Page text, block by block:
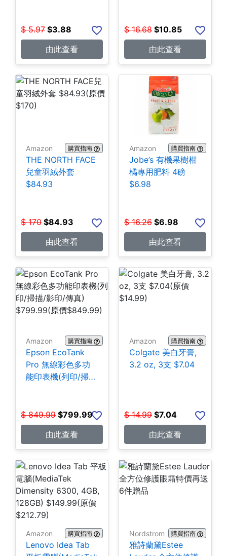
$ 5.97 $3.88
由此查看
$ 16.68 $10.85
由此查看
Amazon 購買指南
THE NORTH FACE
兒童羽絨外套
$84.93
$ 170 $84.93
由此查看
Amazon 購買指南
Jobe’s 有機果樹柑
橘專用肥料 4磅
$6.98
$ 16.26 $6.98
由此查看
Amazon 購買指南
Epson EcoTank
Pro 無線彩色多功
能印表機(列印/掃
$ 849.99 $799.99
由此查看
Amazon 購買指南
Colgate 美白牙膏,
3.2 oz, 3支 $7.04
$ 14.99 $7.04
由此查看
Amazon 購買指南
Lenovo Idea Tab
Nordstrom 購買指南
雅詩蘭黛Estee